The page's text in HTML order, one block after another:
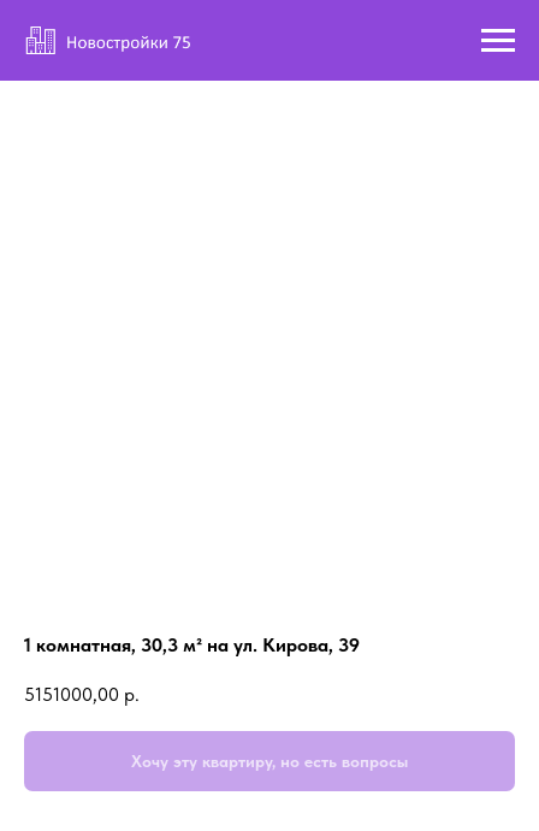
1 комнатная, 30,3 м² на ул. Кирова, 39
5151000,00 р.
Хочу эту квартиру, но есть вопросы